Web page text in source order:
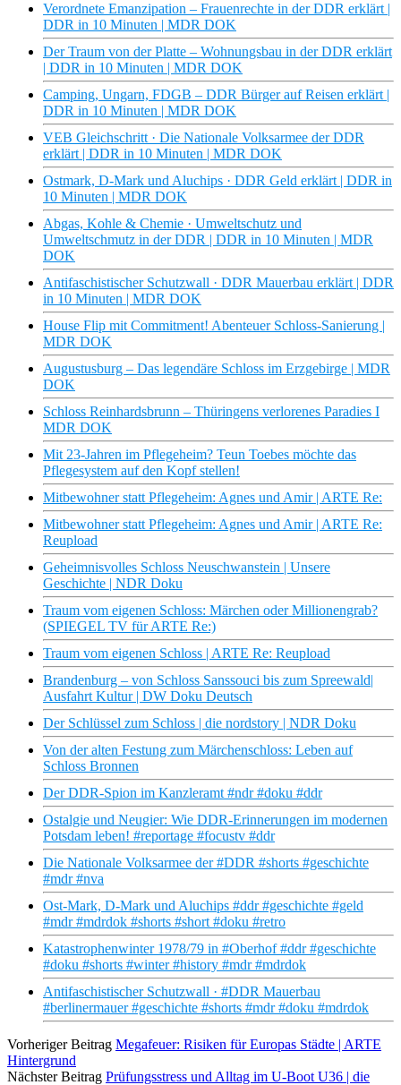
Verordnete Emanzipation – Frauenrechte in der DDR erklärt |
DDR in 10 Minuten | MDR DOK
Der Traum von der Platte – Wohnungsbau in der DDR erklärt
| DDR in 10 Minuten | MDR DOK
Camping, Ungarn, FDGB – DDR Bürger auf Reisen erklärt |
DDR in 10 Minuten | MDR DOK
VEB Gleichschritt · Die Nationale Volksarmee der DDR
erklärt | DDR in 10 Minuten | MDR DOK
Ostmark, D-Mark und Aluchips · DDR Geld erklärt | DDR in
10 Minuten | MDR DOK
Abgas, Kohle & Chemie · Umweltschutz und
Umweltschmutz in der DDR | DDR in 10 Minuten | MDR
DOK
Antifaschistischer Schutzwall · DDR Mauerbau erklärt | DDR
in 10 Minuten | MDR DOK
House Flip mit Commitment! Abenteuer Schloss-Sanierung |
MDR DOK
Augustusburg – Das legendäre Schloss im Erzgebirge | MDR
DOK
Schloss Reinhardsbrunn – Thüringens verlorenes Paradies I
MDR DOK
Mit 23-Jahren im Pflegeheim? Teun Toebes möchte das
Pflegesystem auf den Kopf stellen!
Mitbewohner statt Pflegeheim: Agnes und Amir | ARTE Re:
Mitbewohner statt Pflegeheim: Agnes und Amir | ARTE Re:
Reupload
Geheimnisvolles Schloss Neuschwanstein | Unsere
Geschichte | NDR Doku
Traum vom eigenen Schloss: Märchen oder Millionengrab?
(SPIEGEL TV für ARTE Re:)
Traum vom eigenen Schloss | ARTE Re: Reupload
Brandenburg – von Schloss Sanssouci bis zum Spreewald|
Ausfahrt Kultur | DW Doku Deutsch
Der Schlüssel zum Schloss | die nordstory | NDR Doku
Von der alten Festung zum Märchenschloss: Leben auf
Schloss Bronnen
Der DDR-Spion im Kanzleramt #ndr #doku #ddr
Ostalgie und Neugier: Wie DDR-Erinnerungen im modernen
Potsdam leben! #reportage #focustv #ddr
Die Nationale Volksarmee der #DDR #shorts #geschichte
#mdr #nva
Ost-Mark, D-Mark und Aluchips #ddr #geschichte #geld
#mdr #mdrdok #shorts #short #doku #retro
Katastrophenwinter 1978/79 in #Oberhof #ddr #geschichte
#doku #shorts #winter #history #mdr #mdrdok
Antifaschistischer Schutzwall · #DDR Mauerbau
#berlinermauer #geschichte #shorts #mdr #doku #mdrdok
Vorheriger Beitrag Megafeuer: Risiken für Europas Städte | ARTE
Hintergrund
Nächster Beitrag Prüfungsstress und Alltag im U-Boot U36 | die